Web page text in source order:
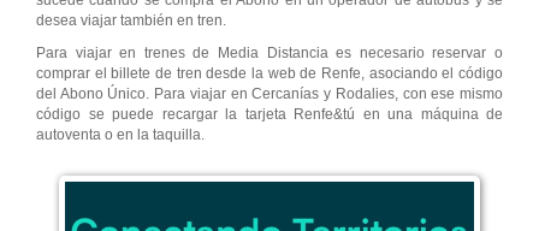
desea viajar también en tren.
Para viajar en trenes de Media Distancia es necesario reservar o
comprar el billete de tren desde la web de Renfe, asociando el código
del Abono Único. Para viajar en Cercanías y Rodalies, con ese mismo
código se puede recargar la tarjeta Renfe&tú en una máquina de
autoventa o en la taquilla.